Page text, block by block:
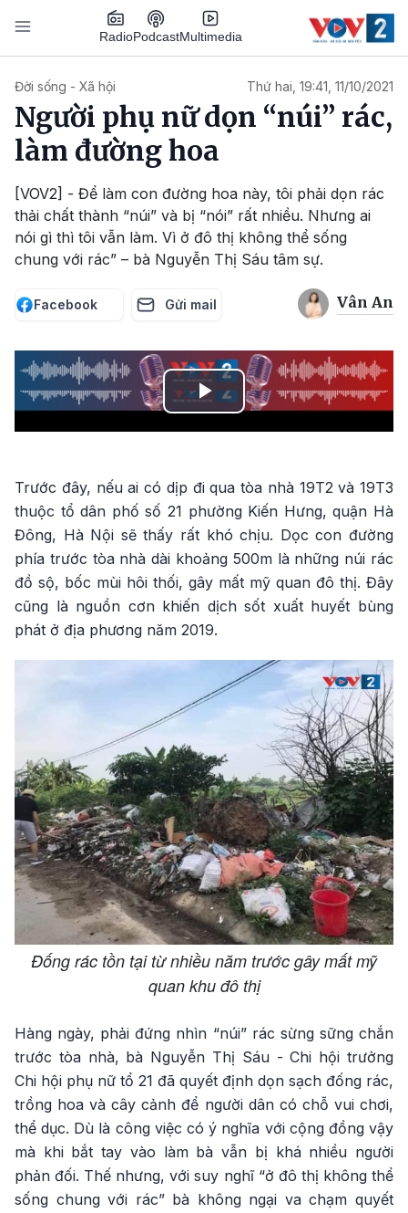
Nhảy đến nội dung
RadioPodcastMultimedia
Đời sống - Xã hội Thứ hai, 19:41, 11/10/2021
Người phụ nữ dọn “núi” rác,
làm đường hoa
[VOV2] - Để làm con đường hoa này, tôi phải dọn rác
thải chất thành “núi” và bị “nói” rất nhiều. Nhưng ai
nói gì thì tôi vẫn làm. Vì ở đô thị không thể sống
chung với rác” – bà Nguyễn Thị Sáu tâm sự.
Facebook Gửi mail Vân An
Play
Trước đây, nếu ai có dịp đi qua tòa nhà 19T2 và 19T3
thuộc tổ dân phố số 21 phường Kiến Hưng, quận Hà
Đông, Hà Nội sẽ thấy rất khó chịu. Dọc con đường
phía trước tòa nhà dài khoảng 500m là những núi rác
đồ sộ, bốc mùi hôi thối, gây mất mỹ quan đô thị. Đây
cũng là nguồn cơn khiến dịch sốt xuất huyết bùng
phát ở địa phương năm 2019.
Đống rác tồn tại từ nhiều năm trước gây mất mỹ
quan khu đô thị
Hàng ngày, phải đứng nhìn “núi” rác sừng sững chắn
trước tòa nhà, bà Nguyễn Thị Sáu - Chi hội trưởng
Chi hội phụ nữ tổ 21 đã quyết định dọn sạch đống rác,
trồng hoa và cây cảnh để người dân có chỗ vui chơi,
thể dục. Dù là công việc có ý nghĩa với cộng đồng vậy
mà khi bắt tay vào làm bà vẫn bị khá nhiều người
phản đối. Thế nhưng, với suy nghĩ “ở đô thị không thể
sống chung với rác” bà không ngại va chạm quyết